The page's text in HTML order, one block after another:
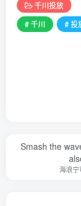
千川投放
# 千川
# 投
Smash the
海浪宁